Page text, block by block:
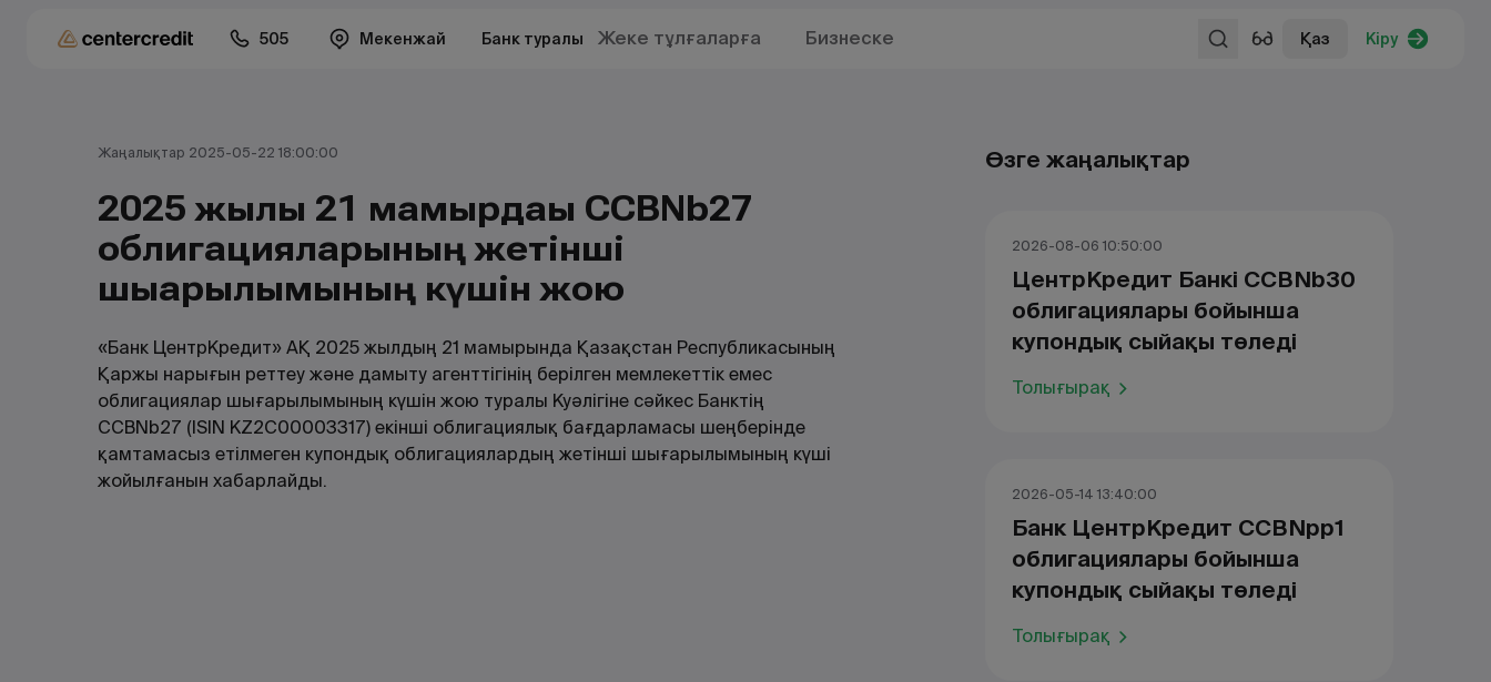
505 Мекенжай Банк туралы Жеке тұлғаларға Бизнеске Қаз Кіру
Жаңалықтар 2025-05-22 18:00:00
2025 жылғы 21 мамырдағы CCBNb27
облигацияларының жетінші
шығарылымының күшін жою
«Банк ЦентрКредит» АҚ 2025 жылдың 21 мамырында Қазақстан Республикасының
Қаржы нарығын реттеу және дамыту агенттігінің берілген мемлекеттік емес
облигациялар шығарылымының күшін жою туралы Куәлігіне сәйкес Банктің
CCBNb27 (ISIN KZ2C00003317) екінші облигациялық бағдарламасы шеңберінде
қамтамасыз етілмеген купондық облигациялардың жетінші шығарылымының күші
жойылғанын хабарлайды.
Өзге жаңалықтар
2026-08-06 10:50:00
ЦентрКредит Банкі CCBNb30
облигациялары бойынша
купондық сыйақы төледі
Толығырақ
2026-05-14 13:40:00
Банк ЦентрКредит CCBNpp1
облигациялары бойынша
купондық сыйақы төледі
Толығырақ